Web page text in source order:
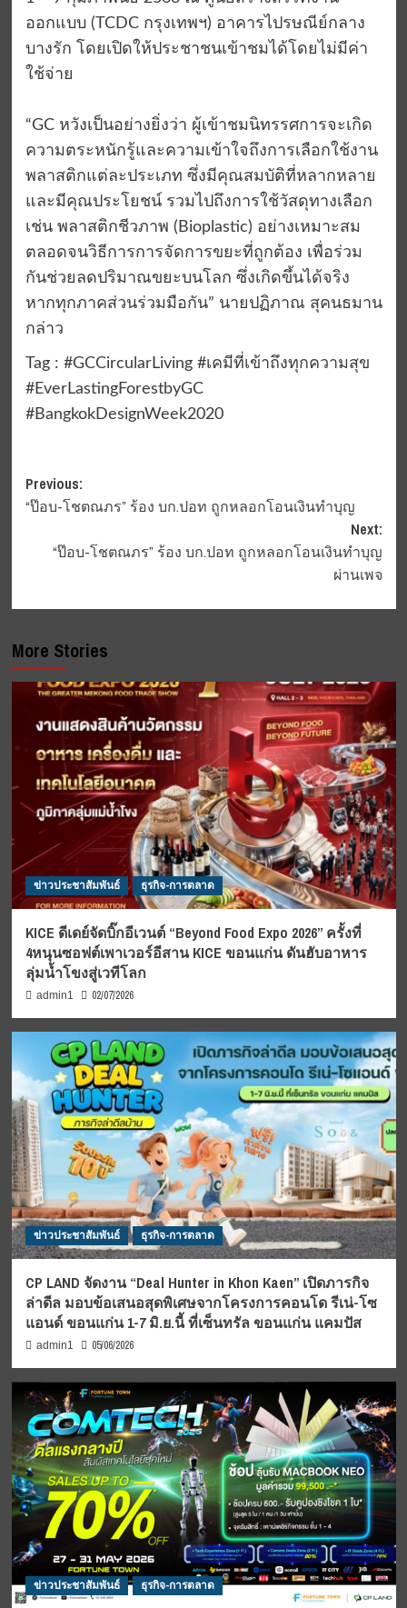
ออกแบบ (TCDC กรุงเทพฯ) อาคารไปรษณีย์กลาง
บางรัก โดยเปิดให้ประชาชนเข้าชมได้โดยไม่มีค่า
ใช้จ่าย
“GC หวังเป็นอย่างยิ่งว่า ผู้เข้าชมนิทรรศการจะเกิด
ความตระหนักรู้และความเข้าใจถึงการเลือกใช้งาน
พลาสติกแต่ละประเภท ซึ่งมีคุณสมบัติที่หลากหลาย
และมีคุณประโยชน์ รวมไปถึงการใช้วัสดุทางเลือก
เช่น พลาสติกชีวภาพ (Bioplastic) อย่างเหมาะสม
ตลอดจนวิธีการการจัดการขยะที่ถูกต้อง เพื่อร่วม
กันช่วยลดปริมาณขยะบนโลก ซึ่งเกิดขึ้นได้จริง
หากทุกภาคส่วนร่วมมือกัน” นายปฏิภาณ สุคนธมาน
กล่าว
Tag : #GCCircularLiving #เคมีที่เข้าถึงทุกความสุข
#EverLastingForestbyGC
#BangkokDesignWeek2020
Post
navigation
Previous:
“ป๊อบ-โชตณภร” ร้อง บก.ปอท ถูกหลอกโอนเงินทำบุญ
Next:
“ป๊อบ-โชตณภร” ร้อง บก.ปอท ถูกหลอกโอนเงินทำบุญ
ผ่านเพจ
More Stories
ข่าวประชาสัมพันธ์ ธุรกิจ-การตลาด
KICE ดีเดย์จัดบิ๊กอีเวนต์ “Beyond Food Expo 2026” ครั้งที่
4หนุนซอฟต์เพาเวอร์อีสาน KICE ขอนแก่น ดันฮับอาหาร
ลุ่มน้ำโขงสู่เวทีโลก
admin1 02/07/2026
ข่าวประชาสัมพันธ์ ธุรกิจ-การตลาด
CP LAND จัดงาน “Deal Hunter in Khon Kaen” เปิดภารกิจ
ล่าดีล มอบข้อเสนอสุดพิเศษจากโครงการคอนโด รีเน่-โซ
แอนด์ ขอนแก่น 1-7 มิ.ย.นี้ ที่เซ็นทรัล ขอนแก่น แคมปัส
admin1 05/06/2026
ข่าวประชาสัมพันธ์ ธุรกิจ-การตลาด